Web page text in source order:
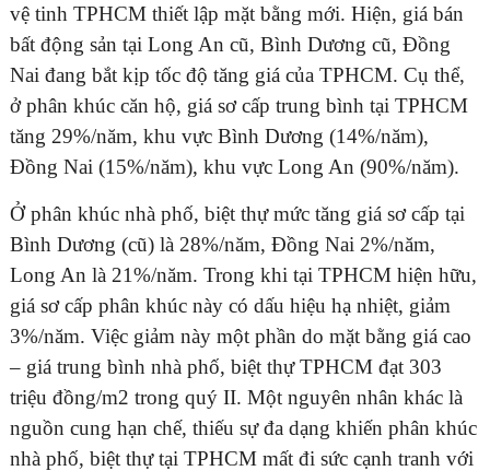
vệ tinh TPHCM thiết lập mặt bằng mới. Hiện, giá bán
bất động sản tại Long An cũ, Bình Dương cũ, Đồng
Nai đang bắt kịp tốc độ tăng giá của TPHCM. Cụ thể,
ở phân khúc căn hộ, giá sơ cấp trung bình tại TPHCM
tăng 29%/năm, khu vực Bình Dương (14%/năm),
Đồng Nai (15%/năm), khu vực Long An (90%/năm).
Ở phân khúc nhà phố, biệt thự mức tăng giá sơ cấp tại
Bình Dương (cũ) là 28%/năm, Đồng Nai 2%/năm,
Long An là 21%/năm. Trong khi tại TPHCM hiện hữu,
giá sơ cấp phân khúc này có dấu hiệu hạ nhiệt, giảm
3%/năm. Việc giảm này một phần do mặt bằng giá cao
– giá trung bình nhà phố, biệt thự TPHCM đạt 303
triệu đồng/m2 trong quý II. Một nguyên nhân khác là
nguồn cung hạn chế, thiếu sự đa dạng khiến phân khúc
nhà phố, biệt thự tại TPHCM mất đi sức cạnh tranh với